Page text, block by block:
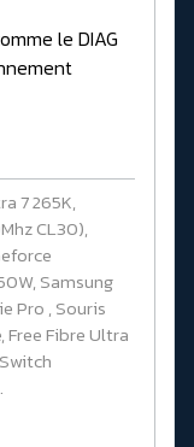
le DIAG
7 265K,
CL30),
Samsung
Pro , Souris
Free Fibre Ultra